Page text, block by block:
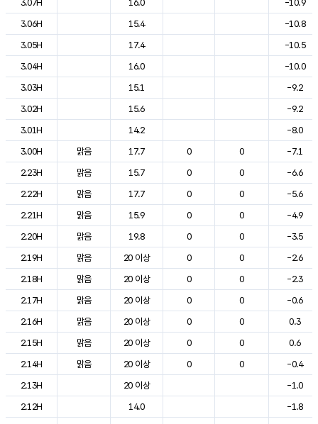
3.07H
16.0
-10.9
3.06H
15.4
-10.8
3.05H
17.4
-10.5
3.04H
16.0
-10.0
3.03H
15.1
-9.2
3.02H
15.6
-9.2
3.01H
14.2
-8.0
3.00H
맑음 17.7 0 0
-7.1
2.23H
맑음 15.7 0 0
-6.6
2.22H
맑음 17.7 0 0
-5.6
2.21H
맑음 15.9 0 0
-4.9
2.20H
맑음 19.8 0 0
-3.5
2.19H
맑음 20 이상 0 0
-2.6
2.18H
맑음 20 이상 0 0
-2.3
2.17H
맑음 20 이상 0 0
-0.6
2.16H
맑음 20 이상 0 0
0.3
2.15H
맑음 20 이상 0 0
0.6
2.14H
맑음 20 이상 0 0
-0.4
2.13H
20 이상
-1.0
2.12H
14.0
-1.8